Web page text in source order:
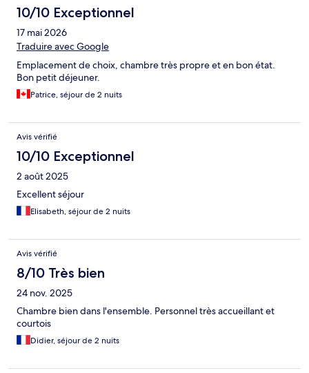
10/10 Exceptionnel
17 mai 2026
Traduire avec Google
Emplacement de choix, chambre très propre et en bon état.
Bon petit déjeuner.
Patrice, séjour de 2 nuits
Avis vérifié
10/10 Exceptionnel
2 août 2025
Excellent séjour
Elisabeth, séjour de 2 nuits
Avis vérifié
8/10 Très bien
24 nov. 2025
Chambre bien dans l'ensemble. Personnel très accueillant et
courtois
Didier, séjour de 2 nuits